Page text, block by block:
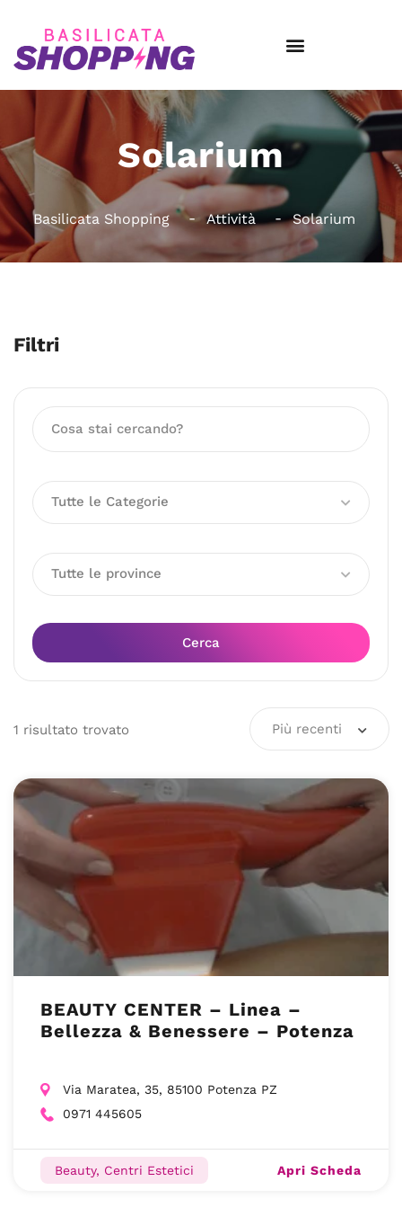
Solarium
Basilicata Shopping Attività Solarium
Filtri
Tutte le Categorie
Tutte le province
Cerca
1 risultato trovato Più recenti
BEAUTY CENTER – Linea –
Bellezza & Benessere – Potenza
Via Maratea, 35, 85100 Potenza PZ
0971 445605
Beauty, Centri Estetici Apri Scheda